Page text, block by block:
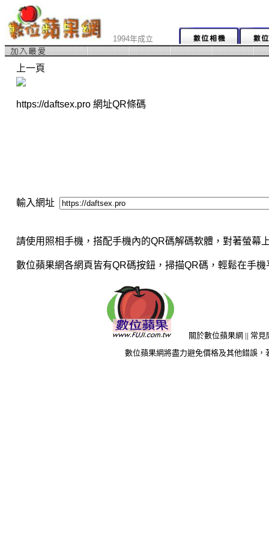
1994年成立
上一頁
https://daftsex.pro 網址QR條碼
輸入網址
請使用照相手機，搭配手機內的QR碼解碼軟體，對著螢幕
數位蘋果網各網頁皆有QR碼按鈕，掃描QR碼，輕鬆在手
關於數位蘋果網 || 常見
數位蘋果網將盡力避免價格及其他錯誤